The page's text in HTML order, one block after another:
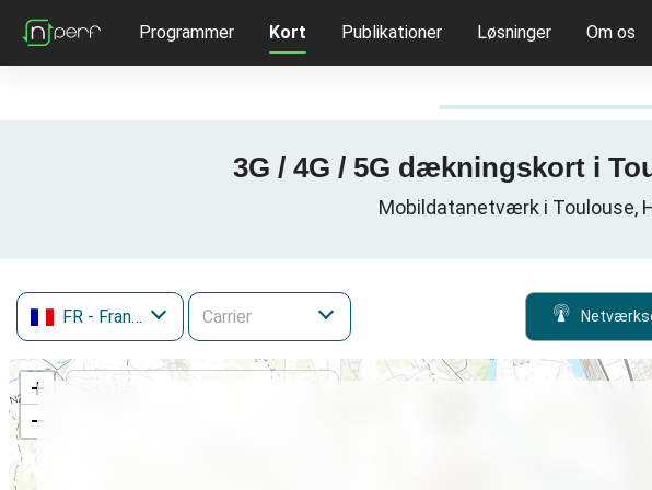
Programmer Kort Publikationer Løsninger Om os
3G / 4G / 5G dækningskort i
Mobildatanetværk i Toulouse,
FR - Frankrig
+
−